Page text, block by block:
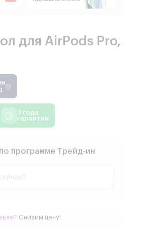
для AirPods Pro,
3 года
гарантии
программе Трейд‑ин
Снизим цену!